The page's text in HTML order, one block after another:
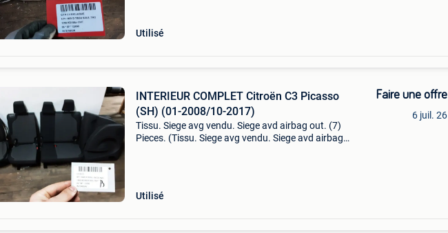
Utilisé
INTERIEUR COMPLET Citroën C3 Picasso
(SH) (01-2008/10-2017)
Tissu. Siege avg vendu. Siege avd airbag out. (7)
Pieces. (Tissu. Siege avg vendu. Siege avd airbag
Utilisé
Faire une offre
6 juil. 26